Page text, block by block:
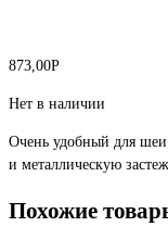
873,00Р
Нет в наличии
Очень удобный для шеи
и металлическую
Похожие